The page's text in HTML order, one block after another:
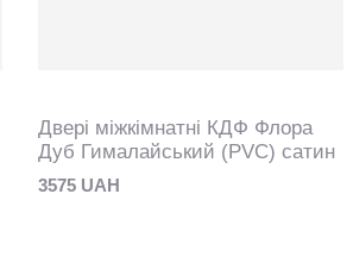
Двері міжкімнатні КДФ Флора
Дуб Гималайський (PVC) сатин
3575 UAH